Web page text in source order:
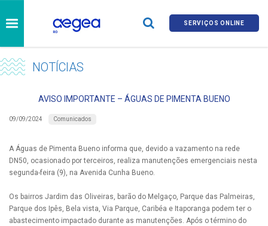
SERVIÇOS ONLINE
NOTÍCIAS
AVISO IMPORTANTE – ÁGUAS DE PIMENTA BUENO
09/09/2024 Comunicados
A Águas de Pimenta Bueno informa que, devido a vazamento na rede
DN50, ocasionado por terceiros, realiza manutenções emergenciais nesta
segunda-feira (9), na Avenida Cunha Bueno.
Os bairros Jardim das Oliveiras, barão do Melgaço, Parque das Palmeiras,
Parque dos Ipês, Bela vista, Via Parque, Caribéa e Itaporanga podem ter o
abastecimento impactado durante as manutenções. Após o término do